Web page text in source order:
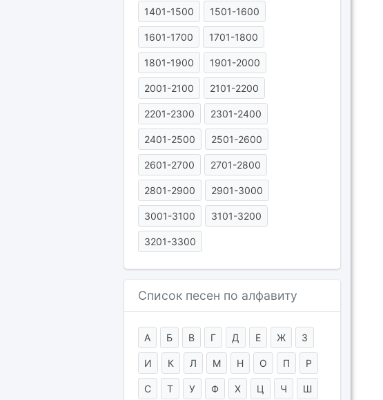
1401-1500 1501-1600
1601-1700 1701-1800
1801-1900 1901-2000
2001-2100 2101-2200
2201-2300 2301-2400
2401-2500 2501-2600
2601-2700 2701-2800
2801-2900 2901-3000
3001-3100 3101-3200
3201-3300
Список песен по алфавиту
А Б В Г Д Е Ж З
И К Л М Н О П Р
С Т У Ф Х Ц Ч Ш